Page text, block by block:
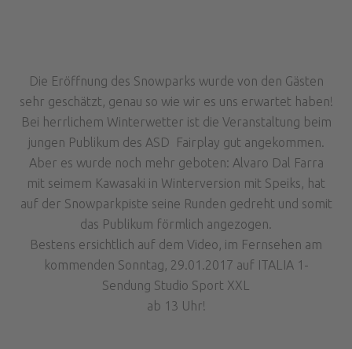
Die Eröffnung des Snowparks wurde von den Gästen
sehr geschätzt, genau so wie wir es uns erwartet haben!
Bei herrlichem Winterwetter ist die Veranstaltung beim
jungen Publikum des ASD Fairplay gut angekommen.
Aber es wurde noch mehr geboten: Alvaro Dal Farra
mit seimem Kawasaki in Winterversion mit Speiks, hat
auf der Snowparkpiste seine Runden gedreht und somit
das Publikum förmlich angezogen.
Bestens ersichtlich auf dem Video, im Fernsehen am
kommenden Sonntag, 29.01.2017 auf ITALIA 1-
Sendung Studio Sport XXL
ab 13 Uhr!